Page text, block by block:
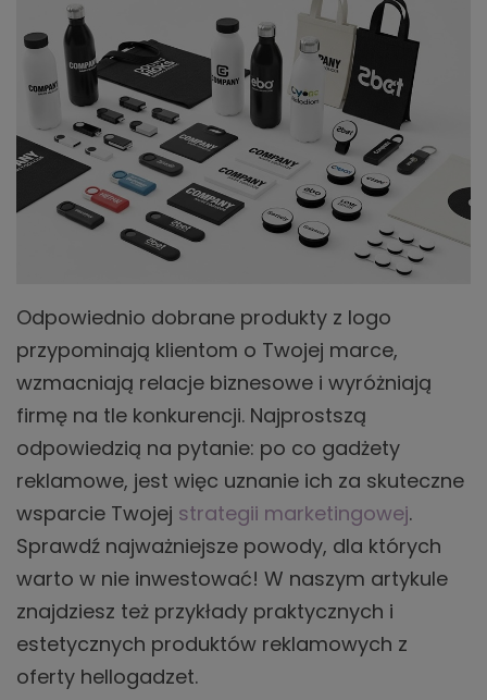
Odpowiednio dobrane produkty z logo
przypominają klientom o Twojej marce,
wzmacniają relacje biznesowe i wyróżniają
firmę na tle konkurencji. Najprostszą
odpowiedzią na pytanie: po co gadżety
reklamowe, jest więc uznanie ich za skuteczne
wsparcie Twojej strategii marketingowej.
Sprawdź najważniejsze powody, dla których
warto w nie inwestować! W naszym artykule
znajdziesz też przykłady praktycznych i
estetycznych produktów reklamowych z
oferty hellogadzet.